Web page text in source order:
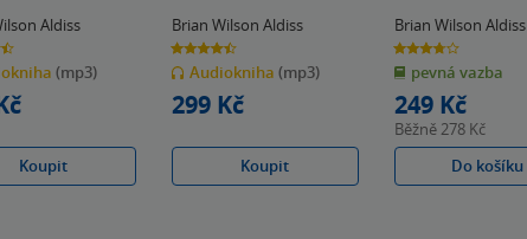
Aldiss
(mp3)
Koupit
Brian Wilson Aldiss
4.5
z
5
hvězdiček
Audiokniha(mp3)
299 Kč
Koupit
Brian Wilson Aldiss
3.8
z
5
hvězdiček
pevná vazba
249 Kč
Běžně278 Kč
Do košíku